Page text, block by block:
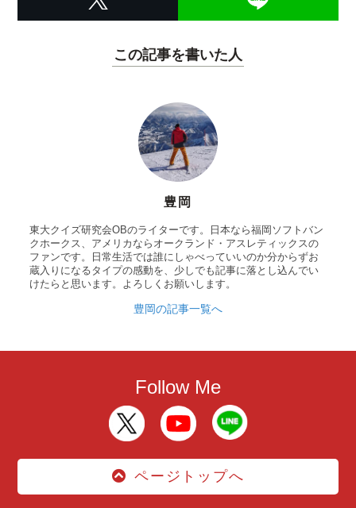
この記事を書いた人
豊岡
東大クイズ研究会OBのライターです。日本なら福岡ソフトバン
クホークス、アメリカならオークランド・アスレティックスの
ファンです。日常生活では誰にしゃべっていいのか分からずお
蔵入りになるタイプの感動を、少しでも記事に落とし込んでい
けたらと思います。よろしくお願いします。
豊岡の記事一覧へ
Follow Me
ページトップへ